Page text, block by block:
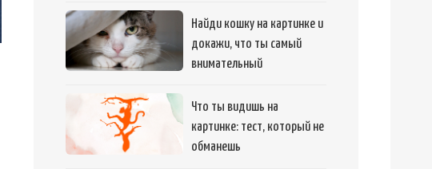
Найди кошку на картинке и
докажи, что ты самый
внимательный
Что ты видишь на
картинке: тест, который не
обманешь